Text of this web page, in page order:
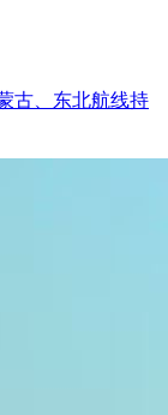
古、东北航线持